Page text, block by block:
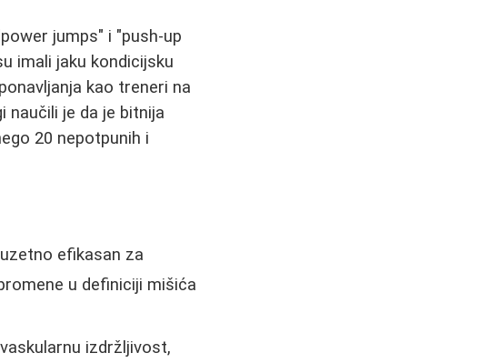
jumps" i "push-up
imali jaku kondicijsku
kao treneri na
naučili je da je bitnija
20 nepotpunih i
efikasan za
u definiciji mišića
izdržljivost,